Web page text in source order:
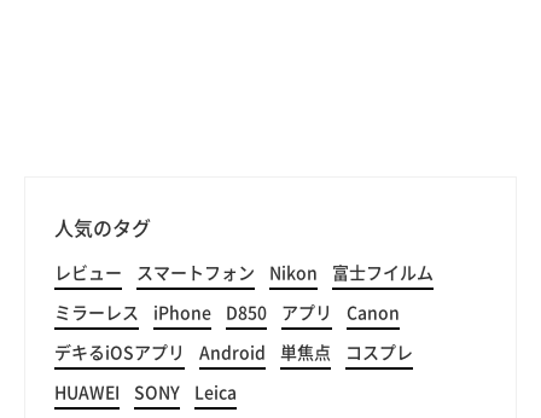
人気のタグ
レビュー スマートフォン Nikon 富士フイルム
ミラーレス iPhone D850 アプリ Canon
デキるiOSアプリ Android 単焦点 コスプレ
HUAWEI SONY Leica